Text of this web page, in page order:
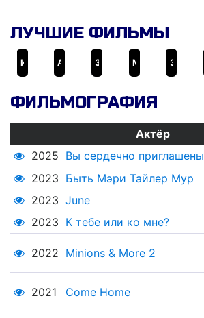
ЛУЧШИЕ ФИЛЬМЫ
ФИЛЬМОГРАФИЯ
Актёр
2025 Вы сердечно приглашены
2023 Быть Мэри Тайлер Мур
2023 June
2023 К тебе или ко мне?
2022 Minions & More 2
2021 Come Home